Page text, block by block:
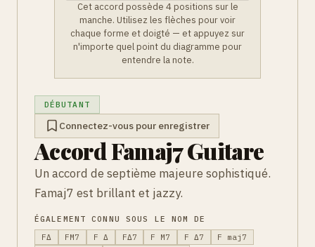
Cet accord possède 4 positions sur le
manche. Utilisez les flèches pour voir
chaque forme et doigté — et appuyez sur
n'importe quel point du diagramme pour
entendre la note.
DÉBUTANT
Connectez-vous pour enregistrer
Accord Famaj7 Guitare
Un accord de septième majeure sophistiqué.
Famaj7 est brillant et jazzy.
ÉGALEMENT CONNU SOUS LE NOM DE
FΔ
FM7 F Δ FΔ7 F M7 F Δ7
F maj7